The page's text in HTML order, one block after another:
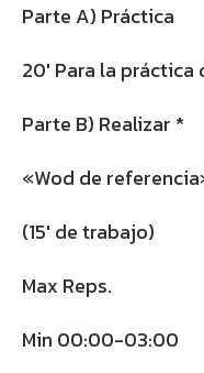
Parte A) Práctica
20′ Para la
Parte B) Realizar *
«Wod de
(15′ de trabajo)
Max Reps.
Min 00:00-03:00